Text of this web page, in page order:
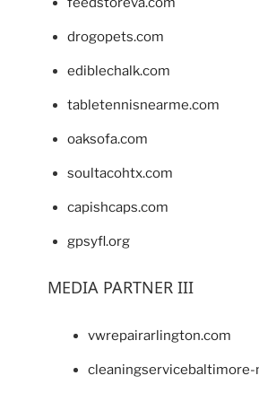
drogopets.com
ediblechalk.com
tabletennisnearme.com
oaksofa.com
soultacohtx.com
capishcaps.com
gpsyfl.org
MEDIA PARTNER III
vwrepairarlington.com
cleaningservicebaltimore-